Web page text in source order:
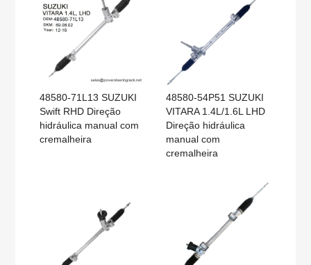
48580-71L13 SUZUKI
Swift RHD Direção
hidráulica manual com
cremalheira
48580-54P51 SUZUKI
VITARA 1.4L/1.6L LHD
Direção hidráulica
manual com
cremalheira